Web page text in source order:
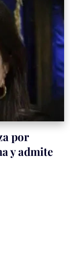
por
y admite